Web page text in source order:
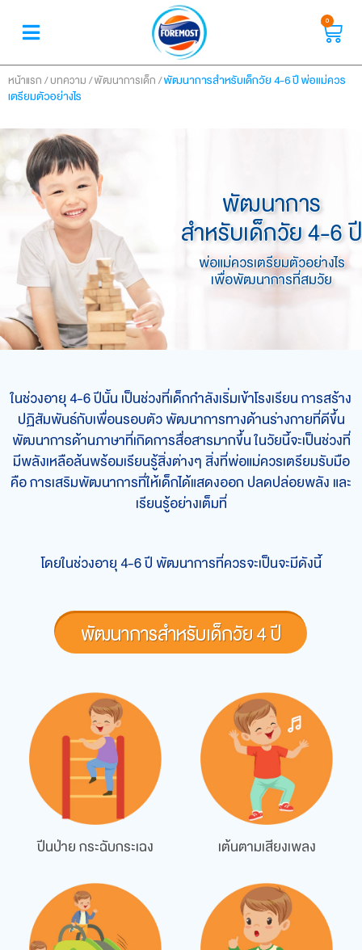
0
หน้าแรก /บทความ /พัฒนาการเด็ก /พัฒนาการสำหรับเด็กวัย 4-6 ปี พ่อแม่ควร
เตรียมตัวอย่างไร
พัฒนาการ
สำหรับเด็กวัย 4-6 ปี
พ่อแม่ควรเตรียมตัวอย่างไร
เพื่อพัฒนาการที่สมวัย
ในช่วงอายุ 4-6 ปีนั้น เป็นช่วงที่เด็กกำลังเริ่มเข้าโรงเรียน การสร้าง
ปฏิสัมพันธ์กับเพื่อนรอบตัวพัฒนาการทางด้านร่างกายที่ดีขึ้น
พัฒนาการด้านภาษาที่เกิดการสื่อสารมากขึ้นในวัยนี้จะเป็นช่วงที่
มีพลังเหลือล้นพร้อมเรียนรู้สิ่งต่างๆ สิ่งที่พ่อแม่ควรเตรียมรับมือ
คือ การเสริมพัฒนาการที่ให้เด็กได้แสดงออก ปลดปล่อยพลัง และ
เรียนรู้อย่างเต็มที่
โดยในช่วงอายุ 4-6 ปี พัฒนาการที่ควรจะเป็นจะมีดังนี้
พัฒนาการสำหรับเด็กวัย 4 ปี
ปีนป่าย กระฉับกระเฉง เต้นตามเสียงเพลง